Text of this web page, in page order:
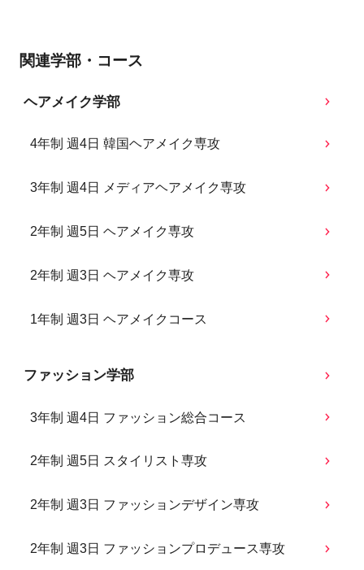
関連学部・コース
ヘアメイク学部
4年制 週4日 韓国ヘアメイク専攻
3年制 週4日 メディアヘアメイク専攻
2年制 週5日 ヘアメイク専攻
2年制 週3日 ヘアメイク専攻
1年制 週3日 ヘアメイクコース
ファッション学部
3年制 週4日 ファッション総合コース
2年制 週5日 スタイリスト専攻
2年制 週3日 ファッションデザイン専攻
2年制 週3日 ファッションプロデュース専攻